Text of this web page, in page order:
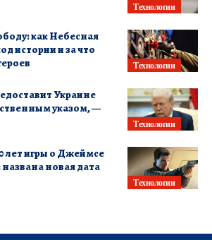
Технологии
Технологии
как Небесная
истории и за что
Технологии
Украине
указом, —
Технологии
лет игры о Джеймсе
новая дата